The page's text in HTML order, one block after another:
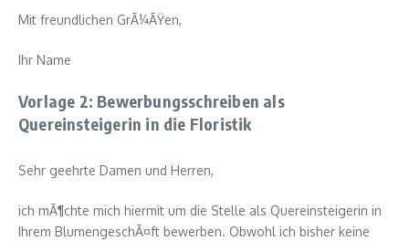
Mit freundlichen GrÃ¼ÃŸen,
Ihr Name
Vorlage 2: Bewerbungsschreiben als
Quereinsteigerin in die Floristik
Sehr geehrte Damen und Herren,
ich mÃ¶chte mich hiermit um die Stelle als Quereinsteigerin in
Ihrem BlumengeschÃ¤ft bewerben. Obwohl ich bisher keine